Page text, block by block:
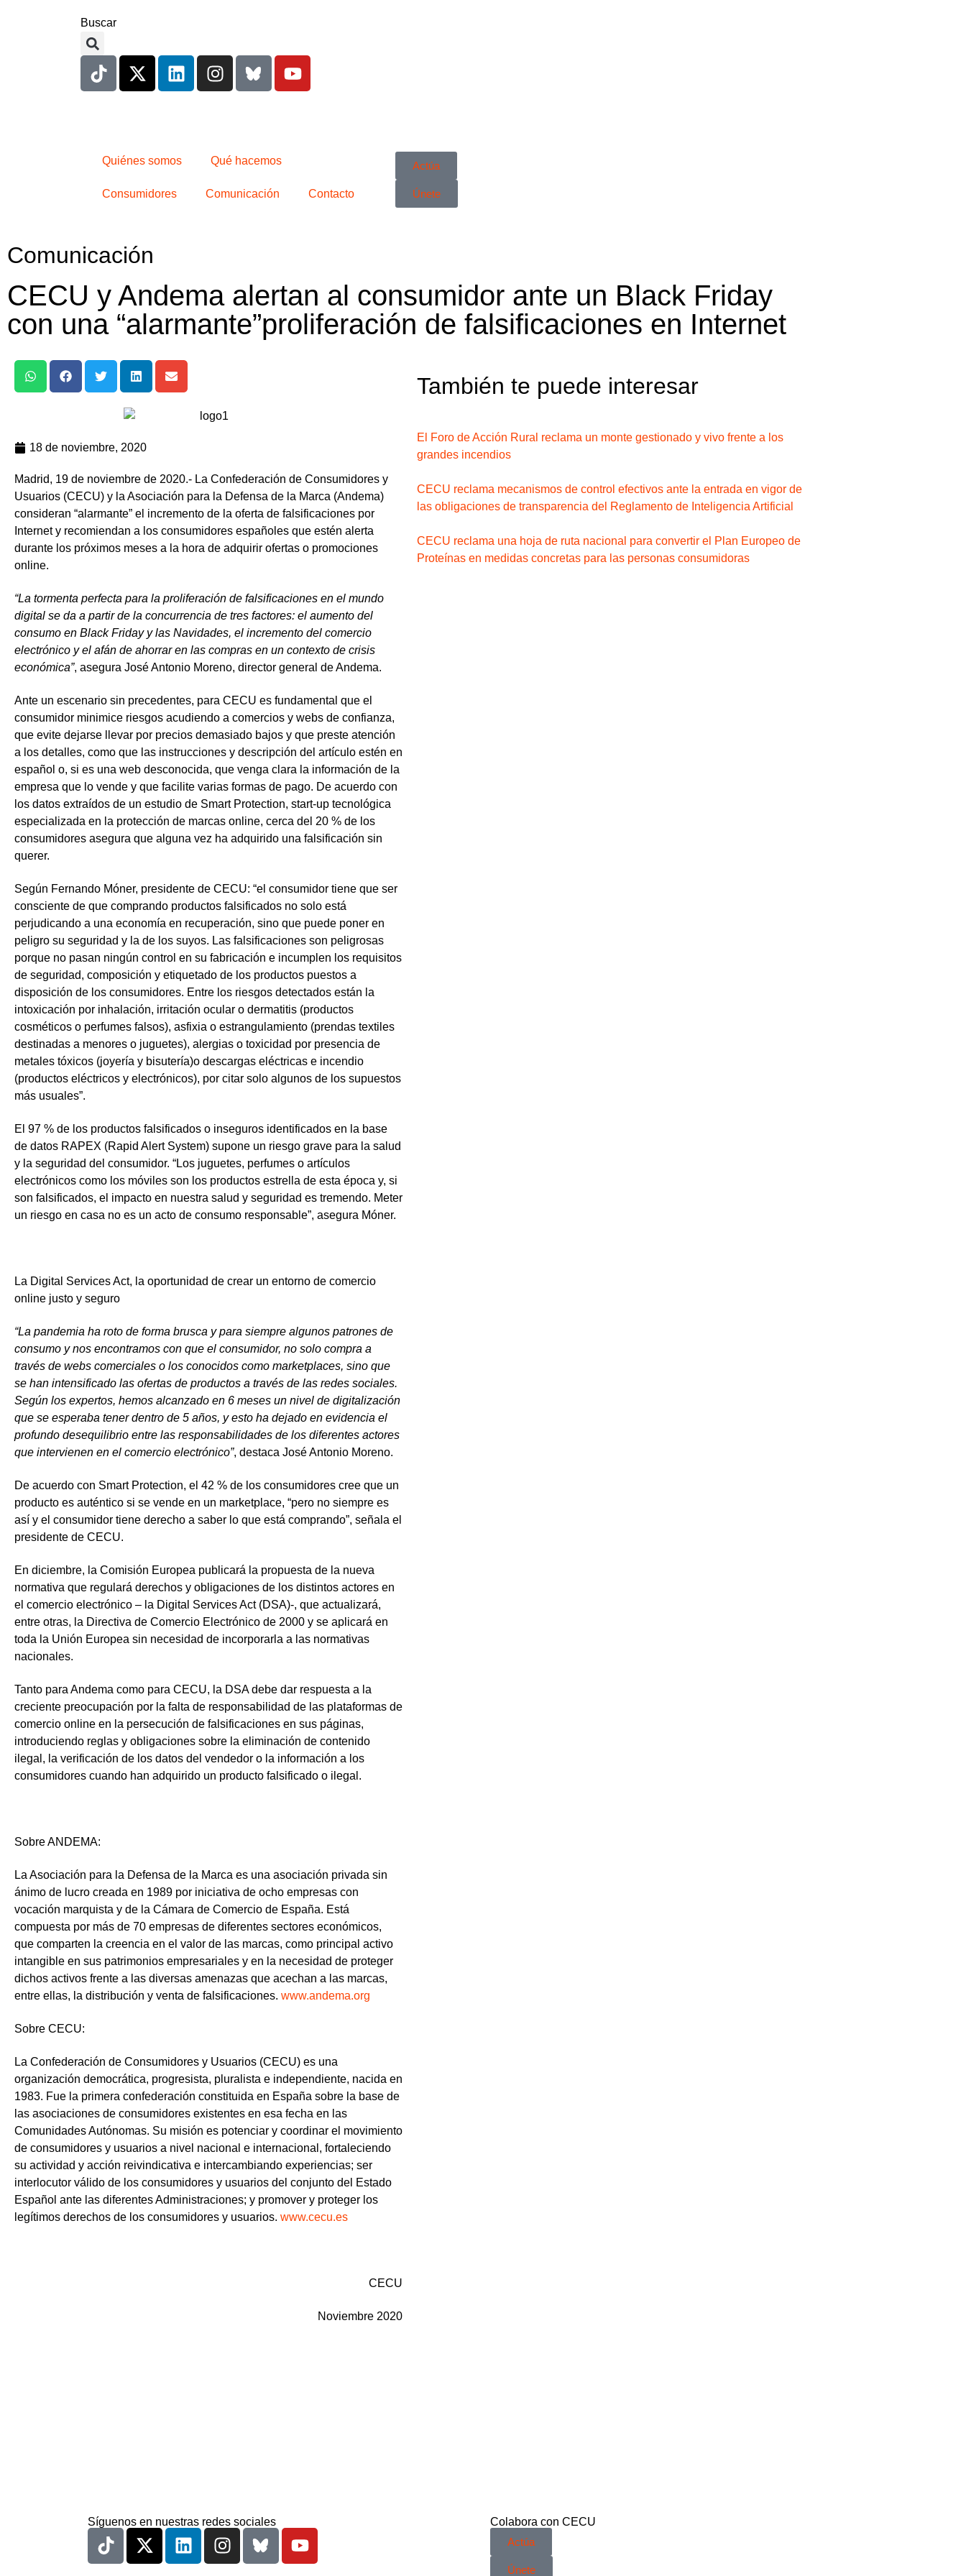
Buscar
Quiénes somos Qué hacemos
Consumidores Comunicación Contacto
Actúa
Únete
Comunicación
CECU y Andema alertan al consumidor ante un Black Friday
con una “alarmante”proliferación de falsificaciones en Internet
18 de noviembre, 2020
Madrid, 19 de noviembre de 2020.- La Confederación de Consumidores y
Usuarios (CECU) y la Asociación para la Defensa de la Marca (Andema)
consideran “alarmante” el incremento de la oferta de falsificaciones por
Internet y recomiendan a los consumidores españoles que estén alerta
durante los próximos meses a la hora de adquirir ofertas o promociones
online.
“La tormenta perfecta para la proliferación de falsificaciones en el mundo
digital se da a partir de la concurrencia de tres factores: el aumento del
consumo en Black Friday y las Navidades, el incremento del comercio
electrónico y el afán de ahorrar en las compras en un contexto de crisis
económica”, asegura José Antonio Moreno, director general de Andema.
Ante un escenario sin precedentes, para CECU es fundamental que el
consumidor minimice riesgos acudiendo a comercios y webs de confianza,
que evite dejarse llevar por precios demasiado bajos y que preste atención
a los detalles, como que las instrucciones y descripción del artículo estén en
español o, si es una web desconocida, que venga clara la información de la
empresa que lo vende y que facilite varias formas de pago. De acuerdo con
los datos extraídos de un estudio de Smart Protection, start-up tecnológica
especializada en la protección de marcas online, cerca del 20 % de los
consumidores asegura que alguna vez ha adquirido una falsificación sin
querer.
Según Fernando Móner, presidente de CECU: “el consumidor tiene que ser
consciente de que comprando productos falsificados no solo está
perjudicando a una economía en recuperación, sino que puede poner en
peligro su seguridad y la de los suyos. Las falsificaciones son peligrosas
porque no pasan ningún control en su fabricación e incumplen los requisitos
de seguridad, composición y etiquetado de los productos puestos a
disposición de los consumidores. Entre los riesgos detectados están la
intoxicación por inhalación, irritación ocular o dermatitis (productos
cosméticos o perfumes falsos), asfixia o estrangulamiento (prendas textiles
destinadas a menores o juguetes), alergias o toxicidad por presencia de
metales tóxicos (joyería y bisutería)o descargas eléctricas e incendio
(productos eléctricos y electrónicos), por citar solo algunos de los supuestos
más usuales”.
El 97 % de los productos falsificados o inseguros identificados en la base
de datos RAPEX (Rapid Alert System) supone un riesgo grave para la salud
y la seguridad del consumidor. “Los juguetes, perfumes o artículos
electrónicos como los móviles son los productos estrella de esta época y, si
son falsificados, el impacto en nuestra salud y seguridad es tremendo. Meter
un riesgo en casa no es un acto de consumo responsable”, asegura Móner.
La Digital Services Act, la oportunidad de crear un entorno de comercio
online justo y seguro
“La pandemia ha roto de forma brusca y para siempre algunos patrones de
consumo y nos encontramos con que el consumidor, no solo compra a
través de webs comerciales o los conocidos como marketplaces, sino que
se han intensificado las ofertas de productos a través de las redes sociales.
Según los expertos, hemos alcanzado en 6 meses un nivel de digitalización
que se esperaba tener dentro de 5 años, y esto ha dejado en evidencia el
profundo desequilibrio entre las responsabilidades de los diferentes actores
que intervienen en el comercio electrónico”, destaca José Antonio Moreno.
De acuerdo con Smart Protection, el 42 % de los consumidores cree que un
producto es auténtico si se vende en un marketplace, “pero no siempre es
así y el consumidor tiene derecho a saber lo que está comprando”, señala el
presidente de CECU.
En diciembre, la Comisión Europea publicará la propuesta de la nueva
normativa que regulará derechos y obligaciones de los distintos actores en
el comercio electrónico – la Digital Services Act (DSA)-, que actualizará,
entre otras, la Directiva de Comercio Electrónico de 2000 y se aplicará en
toda la Unión Europea sin necesidad de incorporarla a las normativas
nacionales.
Tanto para Andema como para CECU, la DSA debe dar respuesta a la
creciente preocupación por la falta de responsabilidad de las plataformas de
comercio online en la persecución de falsificaciones en sus páginas,
introduciendo reglas y obligaciones sobre la eliminación de contenido
ilegal, la verificación de los datos del vendedor o la información a los
consumidores cuando han adquirido un producto falsificado o ilegal.
Sobre ANDEMA:
La Asociación para la Defensa de la Marca es una asociación privada sin
ánimo de lucro creada en 1989 por iniciativa de ocho empresas con
vocación marquista y de la Cámara de Comercio de España. Está
compuesta por más de 70 empresas de diferentes sectores económicos,
que comparten la creencia en el valor de las marcas, como principal activo
intangible en sus patrimonios empresariales y en la necesidad de proteger
dichos activos frente a las diversas amenazas que acechan a las marcas,
entre ellas, la distribución y venta de falsificaciones. www.andema.org
Sobre CECU:
La Confederación de Consumidores y Usuarios (CECU) es una
organización democrática, progresista, pluralista e independiente, nacida en
1983. Fue la primera confederación constituida en España sobre la base de
las asociaciones de consumidores existentes en esa fecha en las
Comunidades Autónomas. Su misión es potenciar y coordinar el movimiento
de consumidores y usuarios a nivel nacional e internacional, fortaleciendo
su actividad y acción reivindicativa e intercambiando experiencias; ser
interlocutor válido de los consumidores y usuarios del conjunto del Estado
Español ante las diferentes Administraciones; y promover y proteger los
legítimos derechos de los consumidores y usuarios. www.cecu.es
CECU
Noviembre 2020
También te puede interesar
El Foro de Acción Rural reclama un monte gestionado y vivo frente a los
grandes incendios
CECU reclama mecanismos de control efectivos ante la entrada en vigor de
las obligaciones de transparencia del Reglamento de Inteligencia Artificial
CECU reclama una hoja de ruta nacional para convertir el Plan Europeo de
Proteínas en medidas concretas para las personas consumidoras
Síguenos en nuestras redes sociales
Colabora con CECU
Actúa
Únete